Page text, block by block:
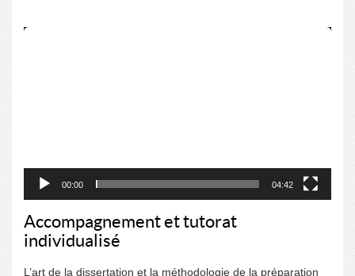
Lecteur
00:00 04:42
Accompagnement et tutorat
individualisé
L’art de la dissertation et la méthodologie de la préparation